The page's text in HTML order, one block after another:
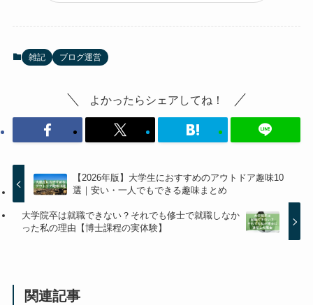
雑記 ブログ運営
よかったらシェアしてね！
【2026年版】大学生におすすめのアウトドア趣味10
選｜安い・一人でもできる趣味まとめ
大学院卒は就職できない？それでも修士で就職しなか
った私の理由【博士課程の実体験】
関連記事